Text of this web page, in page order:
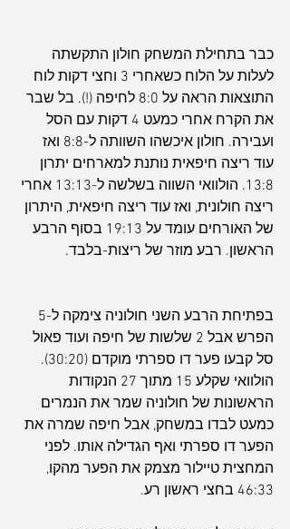
כבר בתחילת המשחק חולון התקשתה
לעלות על הלוח כשאחרי 3 וחצי דקות לוח
התוצאות הראה על 8:0 לחיפה (!). בל שבר
את הקרח אחרי כמעט 4 דקות עם הסל
ועבירה. חולון איכשהו השוותה ל-8:8 ואז
עוד ריצה חיפאית נותנת למארחים יתרון
13:8. הולוואי השווה בשלשה ל-13:13 אחרי
ריצה חולונית, ואז עוד ריצה חיפאית, היתרון
של האורחים עומד על 19:13 בסוף הרבע
הראשון. רבע מוזר של ריצות-בלבד.
הפרש אבל 2 שלשות של חיפה ועוד פאול
סל קבעו פער דו ספרתי מוקדם (30:20).
הולוואי שקלע 15 מתוך 27 הנקודות
הראשונות של חולוניה שמר את הנמרים
כמעט לבדו במשחק, אבל חיפה שמרה את
הפער דו ספרתי ואף הגדילה אותו. לפני
המחצית טיילור מצמק את הפער מהקו,
46:33 בחצי ראשון רע.